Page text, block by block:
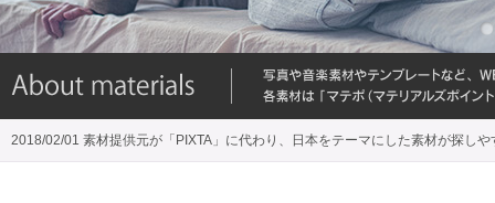
2018/02/01 素材提供元が「PIXTA」に代わり、日本をテーマにした素材が探しや